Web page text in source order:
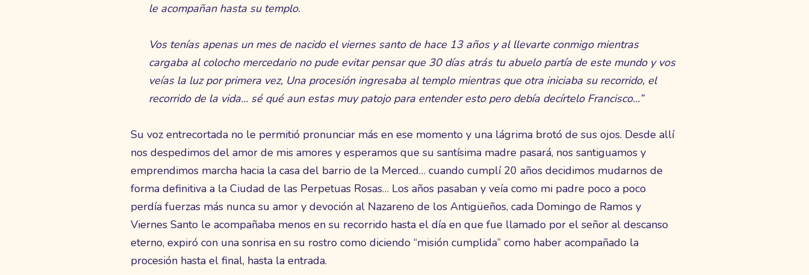
le acompañan hasta su templo.
Vos tenías apenas un mes de nacido el viernes santo de hace 13 años y al llevarte conmigo mientras
cargaba al colocho mercedario no pude evitar pensar que 30 días atrás tu abuelo partía de este mundo y vos
veías la luz por primera vez, Una procesión ingresaba al templo mientras que otra iniciaba su recorrido, el
recorrido de la vida… sé qué aun estas muy patojo para entender esto pero debía decírtelo Francisco…”
Su voz entrecortada no le permitió pronunciar más en ese momento y una lágrima brotó de sus ojos. Desde allí
nos despedimos del amor de mis amores y esperamos que su santísima madre pasará, nos santiguamos y
emprendimos marcha hacia la casa del barrio de la Merced… cuando cumplí 20 años decidimos mudarnos de
forma definitiva a la Ciudad de las Perpetuas Rosas… Los años pasaban y veía como mi padre poco a poco
perdía fuerzas más nunca su amor y devoción al Nazareno de los Antigüeños, cada Domingo de Ramos y
Viernes Santo le acompañaba menos en su recorrido hasta el día en que fue llamado por el señor al descanso
eterno, expiró con una sonrisa en su rostro como diciendo “misión cumplida” como haber acompañado la
procesión hasta el final, hasta la entrada.